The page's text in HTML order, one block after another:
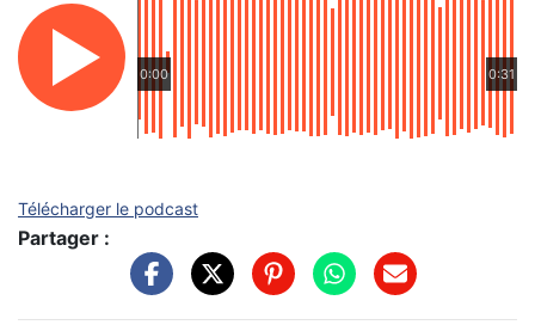
0:00 0:31
Télécharger le podcast
Partager :